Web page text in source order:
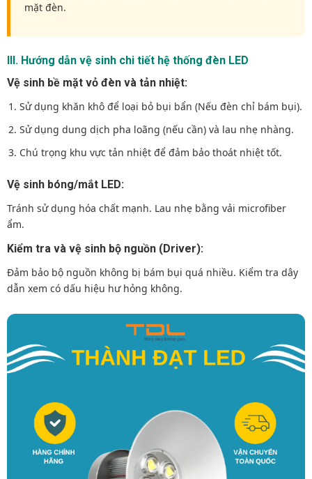
mặt đèn.
III. Hướng dẫn vệ sinh chi tiết hệ thống đèn LED
Vệ sinh bề mặt vỏ đèn và tản nhiệt:
Sử dụng khăn khô để loại bỏ bụi bẩn (Nếu đèn chỉ bám bụi).
Sử dụng dung dịch pha loãng (nếu cần) và lau nhẹ nhàng.
Chú trọng khu vực tản nhiệt để đảm bảo thoát nhiệt tốt.
Vệ sinh bóng/mắt LED:
Tránh sử dụng hóa chất mạnh. Lau nhẹ bằng vải microfiber
ẩm.
Kiểm tra và vệ sinh bộ nguồn (Driver):
Đảm bảo bộ nguồn không bị bám bụi quá nhiều. Kiểm tra dây
dẫn xem có dấu hiệu hư hỏng không.